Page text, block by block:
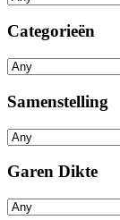
Categorieën
Samenstelling
Garen Dikte